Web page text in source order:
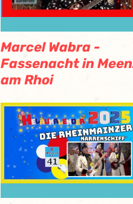
Marcel Wabra -
Fassenacht in
am Rhoi